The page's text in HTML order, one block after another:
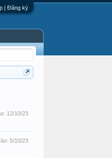
| Đăng ký
12/10/23
5/10/23